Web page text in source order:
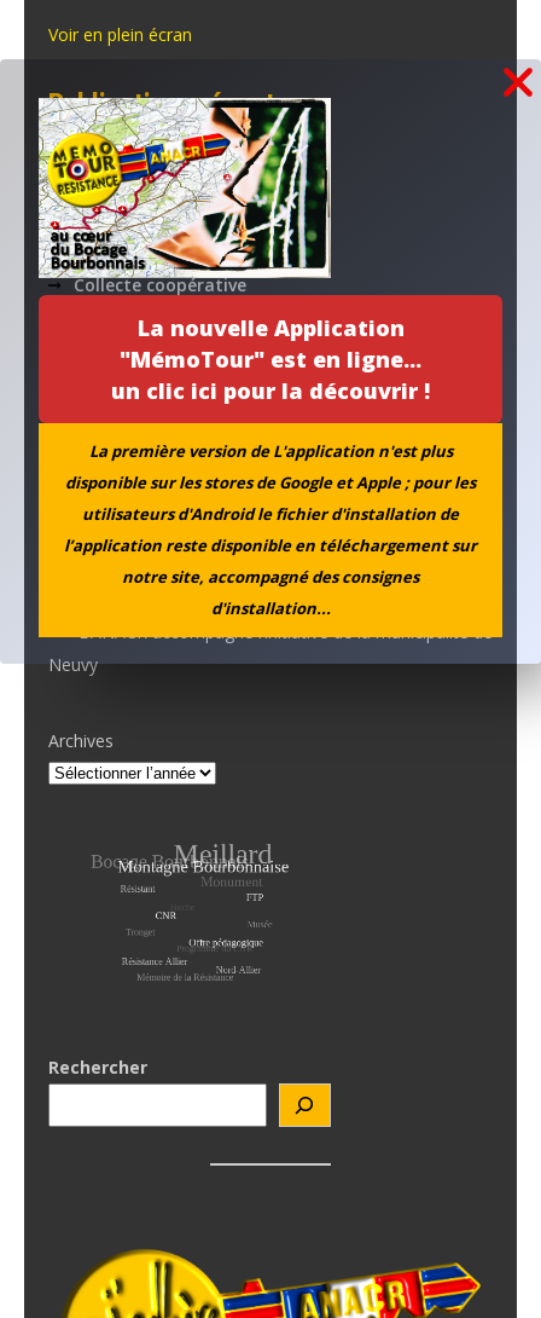
La nouvelle Application
"MémoTour" est en ligne...
un clic ici pour la découvrir !
La première version de L'application n'est plus
disponible sur les stores de Google et Apple ; pour les
utilisateurs d'Android le fichier d'installation de
l’application reste disponible en téléchargement sur
notre site, accompagné des consignes
d'installation...
Voir en plein écran
Publications récentes...
Un habitat pour la mémoire
Stèle du camp Hoche
Collecte coopérative
la PAIX à l’agenda
Nos applications numériques
MEMOTOUR PODCAST
La mémoire de Marguerite croise celle de Simone
Aboutissement d’un projet…
L’ANACR accompagne l’initiative de la municipalité de
Neuvy
Archives
Rechercher